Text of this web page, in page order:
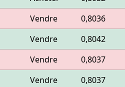
Vendre 0,8036
Vendre 0,8042
Vendre 0,8037
Vendre 0,8037